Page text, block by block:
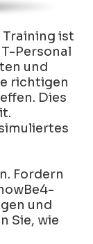
ist
Personal
und
richtigen
Dies
Fordern
und
Sie, wie